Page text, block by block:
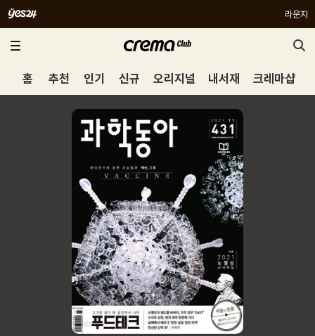
라운지
홈 추천 인기 신규 오리지널 내서재 크레마샵